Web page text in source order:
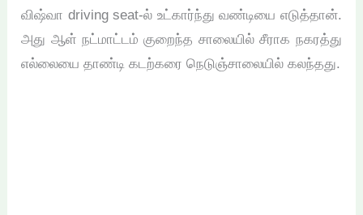
விஷ்வா driving seat-ல் உட்கார்ந்து வண்டியை எடுத்தான்.
அது ஆள் நட்மாட்டம் குறைந்த சாலையில் சீராக நகரத்து
எல்லையை தாண்டி கடற்கரை நெடுஞ்சாலையில் கலந்தது.